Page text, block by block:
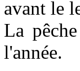
avant le
La
l'année.